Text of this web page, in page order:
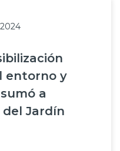
entorno y
a
Jardín